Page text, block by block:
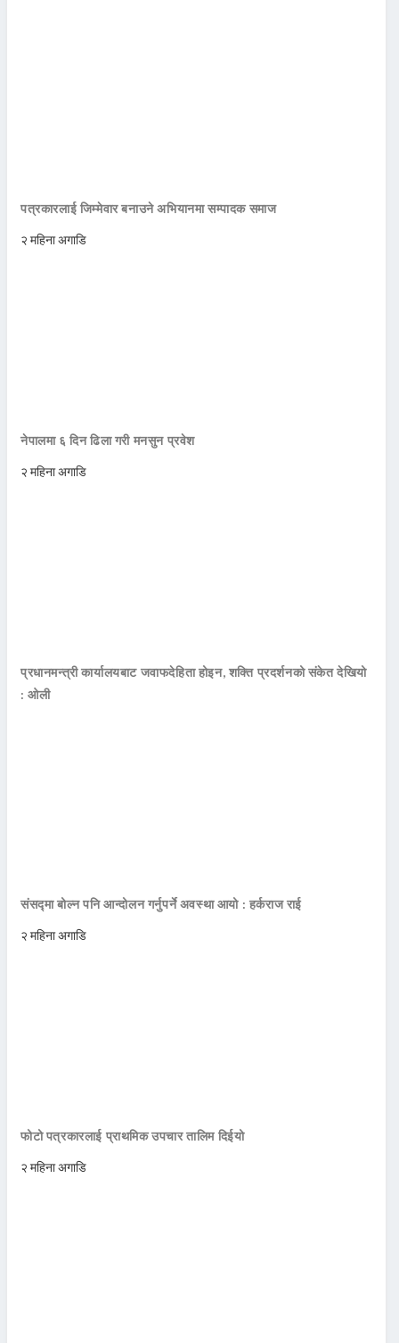
पत्रकारलाई जिम्मेवार बनाउने अभियानमा सम्पादक समाज
२ महिना अगाडि
नेपालमा ६ दिन ढिला गरी मनसुन प्रवेश
२ महिना अगाडि
प्रधानमन्त्री कार्यालयबाट जवाफदेहिता होइन, शक्ति प्रदर्शनको संकेत देखियो
: ओली
संसद्मा बोल्न पनि आन्दोलन गर्नुपर्ने अवस्था आयो : हर्कराज राई
२ महिना अगाडि
फोटो पत्रकारलाई प्राथमिक उपचार तालिम दिईयो
२ महिना अगाडि